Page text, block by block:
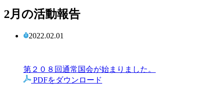
2月の活動報告
2022.02.01
第２０８回通常国会が始まりました。
PDFをダウンロード